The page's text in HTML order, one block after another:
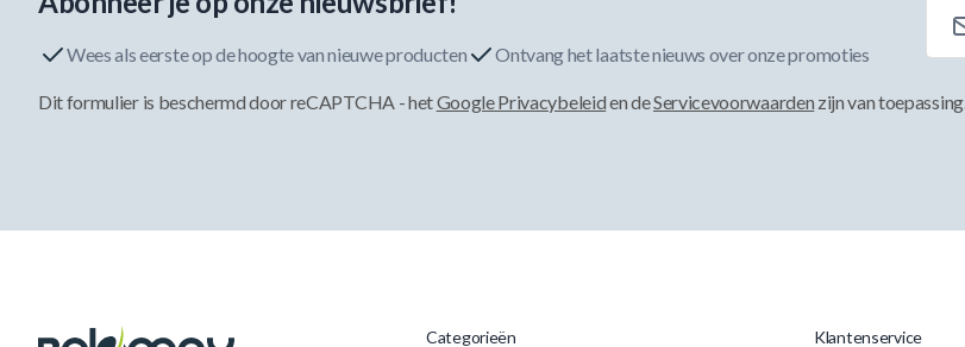
Wees als eerste op de hoogte van nieuwe producten Ontvang het laatste nieuws over onze promoties
Dit formulier is beschermd door reCAPTCHA - hetGoogle Privacybeleiden deServicevoorwaarden zijn van toepassing.
Categorieën Klantenservice